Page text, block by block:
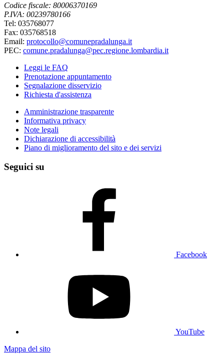
Codice fiscale: 80006370169
P.IVA: 00239780166
Tel: 035768077
Fax: 035768518
Email: protocollo@comunepradalunga.it
PEC: comune.pradalunga@pec.regione.lombardia.it
Leggi le FAQ
Prenotazione appuntamento
Segnalazione disservizio
Richiesta d'assistenza
Amministrazione trasparente
Informativa privacy
Note legali
Dichiarazione di accessibilità
Piano di miglioramento del sito e dei servizi
Seguici su
Facebook
YouTube
Mappa del sito